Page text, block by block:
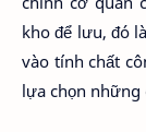
kho để lưu, đó
vào tính chất
lựa chọn những